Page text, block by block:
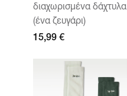
διαχωρισμένα δάχτυλα
(ένα ζευγάρι)
15,99 €